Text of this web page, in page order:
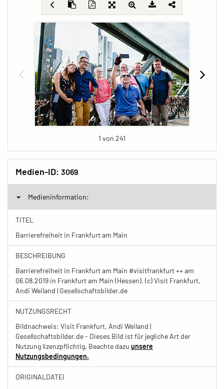
1 von 241
Medien-ID: 3069
Medieninformation:
TITEL
Barrierefreiheit in Frankfurt am Main
BESCHREIBUNG
Barrierefreiheit in Frankfurt am Main #visitfrankfurt ++ am
06.08.2019 in Frankfurt am Main (Hessen). (c) Visit Frankfurt,
Andi Weiland | Gesellschaftsbilder.de
NUTZUNGSRECHT
Bildnachweis: Visit Frankfurt, Andi Weiland |
Gesellschaftsbilder.de - Dieses Bild ist für jegliche Art der
Nutzung lizenzpflichtig. Beachte dazu unsere
Nutzungsbedingungen.
ORIGINALDATEI